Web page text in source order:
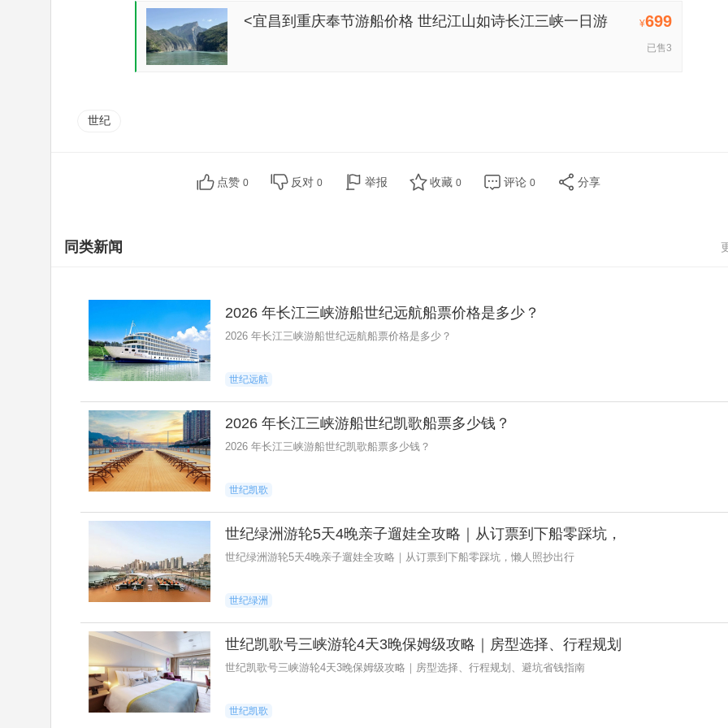
¥699
<宜昌到重庆奉节游船价格 世纪江山如诗长江三峡一日游
已售3
世纪
点赞 0 反对 0 举报 收藏 0 评论 0 分享
同类新闻
2026 年长江三峡游船世纪远航船票价格是多少？
2026 年长江三峡游船世纪远航船票价格是多少？
世纪远航
2026 年长江三峡游船世纪凯歌船票多少钱？
2026 年长江三峡游船世纪凯歌船票多少钱？
世纪凯歌
世纪绿洲游轮5天4晚亲子遛娃全攻略｜从订票到下船零踩坑，
世纪绿洲游轮5天4晚亲子遛娃全攻略｜从订票到下船零踩坑，懒人照抄出行
世纪绿洲
世纪凯歌号三峡游轮4天3晚保姆级攻略｜房型选择、行程规划
世纪凯歌号三峡游轮4天3晚保姆级攻略｜房型选择、行程规划、避坑省钱指南
世纪凯歌